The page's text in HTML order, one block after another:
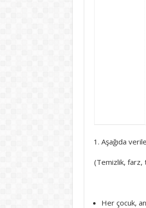
Aşağıda
(Temizlik, farz,
Her çocuk,